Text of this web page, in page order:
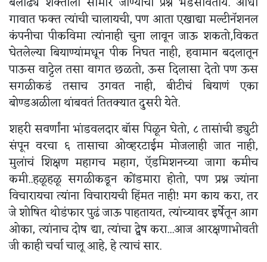
गावात फक्त त्यांची चालायची, पण आता एखाद्या मल्टीनॅशनल
कंपनीचा पीकविमा त्यांनाही चुना लावून जाऊ शकतो,विकत
घेतलेल्या बियाण्यांमधून पीक निघत नाही, हवामान बदलातून
पाऊस वाट्टेल तसा वागत छळतो, ऊस दिलासा देतो पण ऊस
सगळीकडं तसाच उगवत नाही, बीटीचं बियाणं एका
बोण्डअळीला थांबवतं तितक्यात दुसरी येते.
शहरी सवर्णांना भांडवलदार बॉस पिळून घेतो, ८ तासांची ड्युटी
संपून वरचा ६ तासाचा ओव्हरटाईम मोजलाही जात नाही,
मुलांचं शिक्षण महागच महाग, ऍडमिशनच्या जागा कमीच
कमी..हळूहळू सगळीकडून कोंडमारा होतो, पण प्रश्न ज्यांना
विचारायचा त्यांना विचारायची हिंमत नाही! मग काय करा, तर
जे शोषित थोडंफार पुढं जाऊ पाहतायत, त्यांच्यावर इर्षेतून आग
ओका, त्यांनाच दोष द्या, त्यांचा द्वेष करा...आज आरक्षणाभोवती
जी काही चर्चा चालू आहे, हे त्याचं सार.